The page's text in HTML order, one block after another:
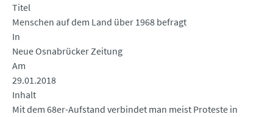
Titel
Menschen auf dem Land über 1968 befragt
In
Neue Osnabrücker Zeitung
Am
29.01.2018
Inhalt
Mit dem 68er-Aufstand verbindet man meist Proteste in